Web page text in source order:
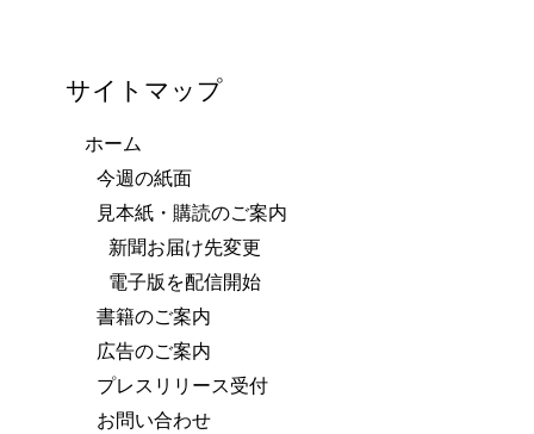
サイトマップ
ホーム
今週の紙面
見本紙・購読のご案内
新聞お届け先変更
電子版を配信開始
書籍のご案内
広告のご案内
プレスリリース受付
お問い合わせ